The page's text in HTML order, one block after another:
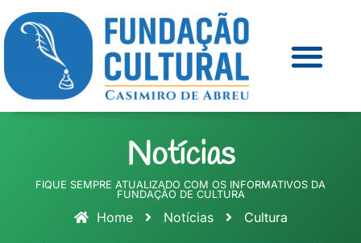
Notícias
FIQUE SEMPRE ATUALIZADO COM OS INFORMATIVOS DA
FUNDAÇÃO DE CULTURA
Home Notícias Cultura